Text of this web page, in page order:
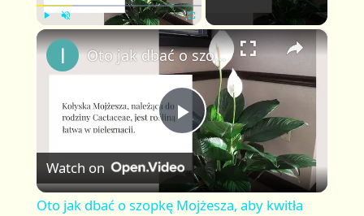
l
m
t
e
F
u
l
l
s
c
e
e
n
×
P
l
Oto jak dbać o szopkę Mojżesza, aby kwitła przez cały rok i trwała przez całe życie
Watch on
Oto jak dbać o szopkę Mojżesza, aby kwitła